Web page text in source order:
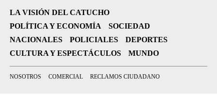
LA VISIÓN DEL CATUCHO
POLÍTICA Y ECONOMÍA
SOCIEDAD
NACIONALES
POLICIALES
DEPORTES
CULTURA Y ESPECTÁCULOS
MUNDO
NOSOTROS COMERCIAL RECLAMOS CIUDADANO